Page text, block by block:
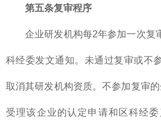
第五条复审程序
企业研发机构每2年参加一次复
科经委发文通知。未通过复审或不
取消其研发机构资质。不参加复审
受理该企业的认定申请和区科经